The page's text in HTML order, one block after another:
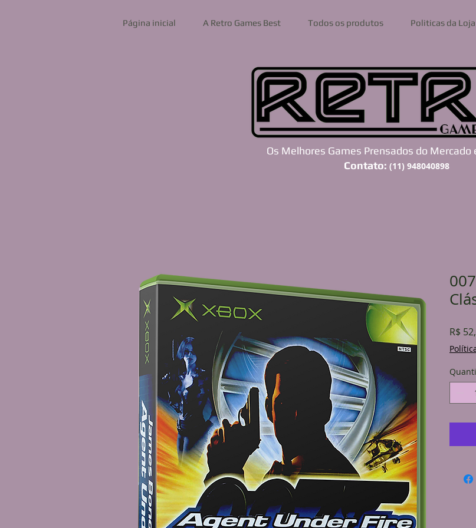
Página inicial A Retro Games Best Todos os produtos Politicas da Loja
Os Melhores Games Prensados do Mercado
Contato: (11) 948040898
R$